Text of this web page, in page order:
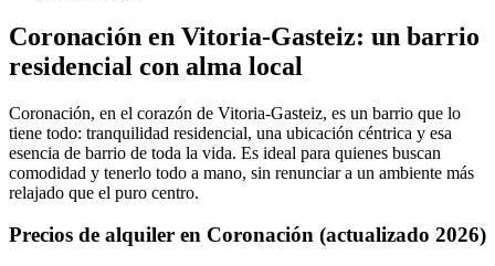
Coronación en Vitoria-Gasteiz: un barrio
residencial con alma local
Coronación, en el corazón de Vitoria-Gasteiz, es un barrio que lo
tiene todo: tranquilidad residencial, una ubicación céntrica y esa
esencia de barrio de toda la vida. Es ideal para quienes buscan
comodidad y tenerlo todo a mano, sin renunciar a un ambiente más
relajado que el puro centro.
Precios de alquiler en Coronación (actualizado 2026)